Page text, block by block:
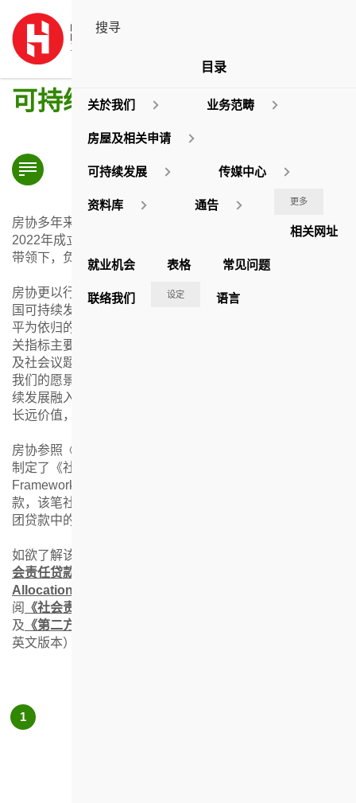
可持续发展
房协多年来一直在各业务范畴推行可持续发展的措施，于
2022年成立跨部门的可持续发展工作小组，在总监会议的
带领下，负责规划、协调及监督相关工作。
房协更以行动响应全球可持续发展运动， 全力支持「联合
国可持续发展目标」，就这个以人为本及以世界持续繁荣和
平为依归的蓝图作出贡献。虽然联合国可持续发展目标及相
关指标主要为国家发展而设，但房协识别了我们在处理环境
及社会议题时能作出贡献的六个可持续发展目标。透过调整
我们的愿景以配合联合国可持续发展目标，我们能够将可持
续发展融入公司核心业务的规划及日常营运之中，从而创造
长远价值，成为一个负责任的世界公民。
房协参照《社会责任贷款原则》（Social Loan Principles）
制定了《社会责任金融框架》（Social Finance
Framework），此框架用作规范房协30亿港元的社会责任贷
款，该笔社会责任贷款为房协于2024年签订的120亿港元银
团贷款中的重要组成部分。
如欲了解该社会责任贷款的资金用途分配详情，请参阅
会责任贷款资金分配披露》（Social Financing Tranche
Allocation Disclosure）
阅
《社会责任金融框架》（Social Finance Framework）
及 《第二方意见书》（Second-Party Opinion）
英文版本）。
目录
关於我们 业务范畴
房屋及相关申请
可持续发展 传媒中心
资料库 通告 更多
相关网址
就业机会 表格 常见问题
联络我们 设定 语言